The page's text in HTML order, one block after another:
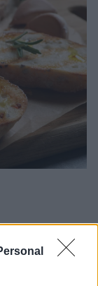
κορωνέικη,
Το